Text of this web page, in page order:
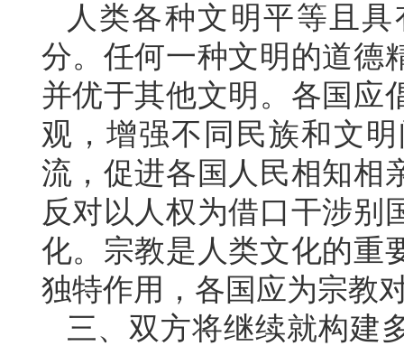
人类各种文明平等且
分。任何一种文明的道德
并优于其他文明。各国应
观，增强不同民族和文
流，促进各国人民相知相
反对以人权为借口干涉别
化。宗教是人类文化的重
独特作用，各国应为宗教
三、双方将继续就构建